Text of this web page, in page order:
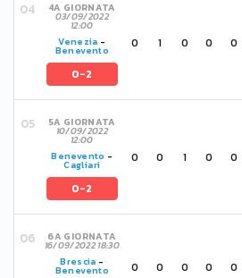
4A GIORNATA
03/09/2022
12:00
Venezia -
Benevento
0-2
0 1 0 0 0
5A GIORNATA
10/09/2022
12:00
Benevento -
Cagliari
0-2
0 0 1 0 0
6A GIORNATA
16/09/2022 18:30
Brescia -
Benevento 0 0 0 0 0